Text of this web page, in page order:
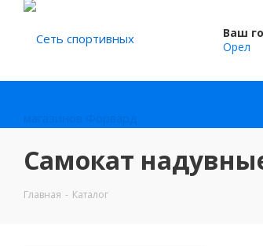
Ваш
Орел
Самокат
Главная - Каталог